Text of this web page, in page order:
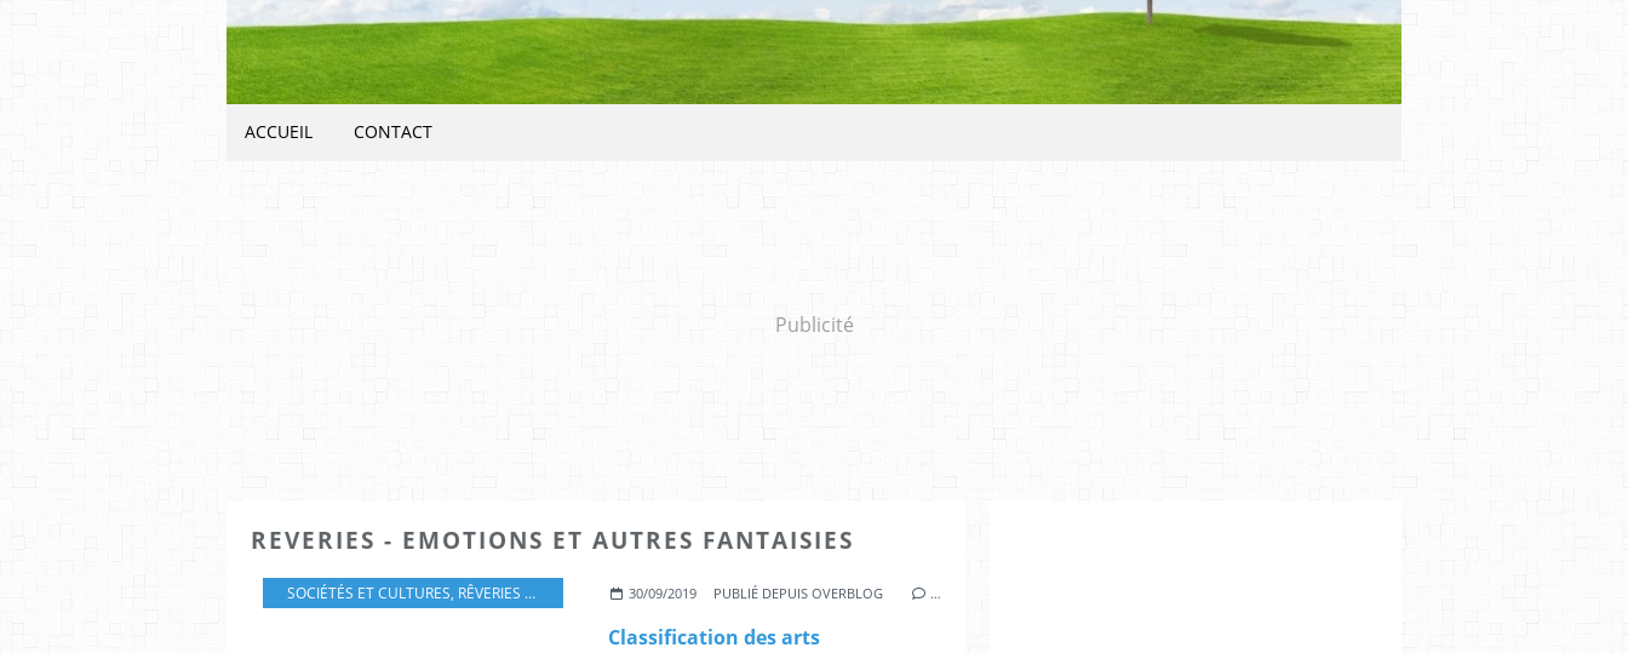
ACCUEIL CONTACT
Publicité
REVERIES - EMOTIONS ET AUTRES FANTAISIES
SOCIÉTÉS ET CULTURES, RÊVERIES - ÉMOTIONS ET AUTRES FANTAISIES 30/09/2019 PUBLIÉ DEPUIS OVERBLOG …
Classification des arts